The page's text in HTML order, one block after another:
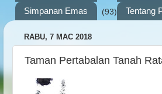
Simpanan Emas
(93) Tentang
RABU, 7 MAC 2018
Taman Pertabalan Tanah